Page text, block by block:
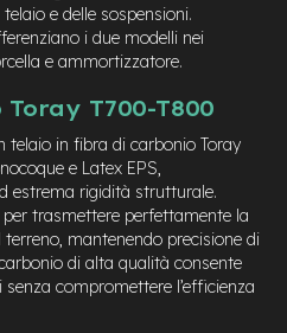
e delle sospensioni.
i due modelli nei
e ammortizzatore.
T700-T800
in fibra di carbonio Toray
e Latex EPS,
estrema rigidità strutturale.
trasmettere perfettamente la
mantenendo precisione di
di alta qualità consente
compromettere l’efficienza